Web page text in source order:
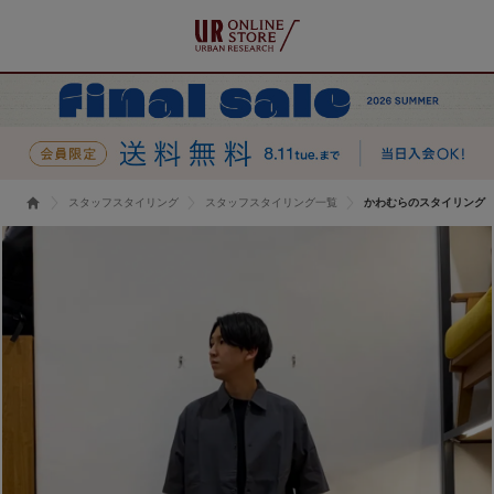
スタッフスタイリング スタッフスタイリング一覧 かわむらのスタイリング